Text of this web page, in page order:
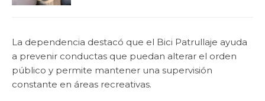
La dependencia destacó que el Bici Patrullaje ayuda
a prevenir conductas que puedan alterar el orden
público y permite mantener una supervisión
constante en áreas recreativas.